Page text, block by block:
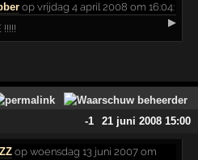
op vrijdag 4 april 2008 om 16:04:
▶
-1 21 juni 2008 15:00
op woensdag 13 juni 2007 om